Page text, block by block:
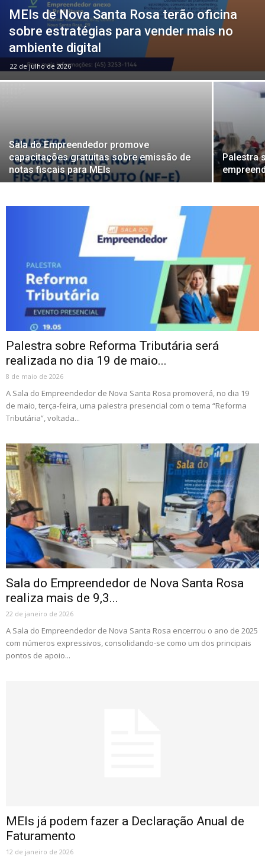
MEIs de Nova Santa Rosa terão oficina
sobre estratégias para vender mais no
ambiente digital
22 de julho de 2026
Sala do Empreendedor promove
capacitações gratuitas sobre emissão de
notas fiscais para MEIs
Palestra
Palestra sobre Reforma Tributária será
realizada no dia 19 de maio...
8 de maio de 2026
A Sala do Empreendedor de Nova Santa Rosa promoverá, no dia 19
de maio, terça-feira, uma palestra presencial com o tema “Reforma
Tributária”, voltada...
Sala do Empreendedor de Nova Santa Rosa
realiza mais de 9,3...
22 de janeiro de 2026
A Sala do Empreendedor de Nova Santa Rosa encerrou o ano de 2025
com números expressivos, consolidando-se como um dos principais
pontos de apoio...
MEIs já podem fazer a Declaração Anual de
Faturamento
12 de janeiro de 2026